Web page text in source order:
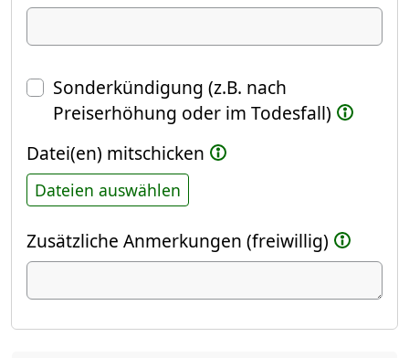
Datum
Sonderkündigung (z.B. nach
Preiserhöhung oder im Todesfall)
Datei(en) mitschicken
Dateien auswählen
Zusätzliche Anmerkungen (freiwillig)